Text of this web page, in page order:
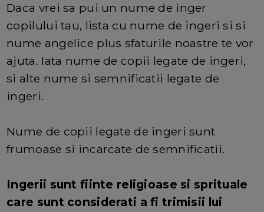
Daca vrei sa pui un nume de inger
copilului tau, lista cu nume de ingeri si si
nume angelice plus sfaturile noastre te vor
ajuta. Iata nume de copii legate de ingeri,
si alte nume si semnificatii legate de
ingeri.
Nume de copii legate de ingeri sunt
frumoase si incarcate de semnificatii.
Ingerii sunt fiinte religioase si sprituale
care sunt considerati a fi trimisii lui